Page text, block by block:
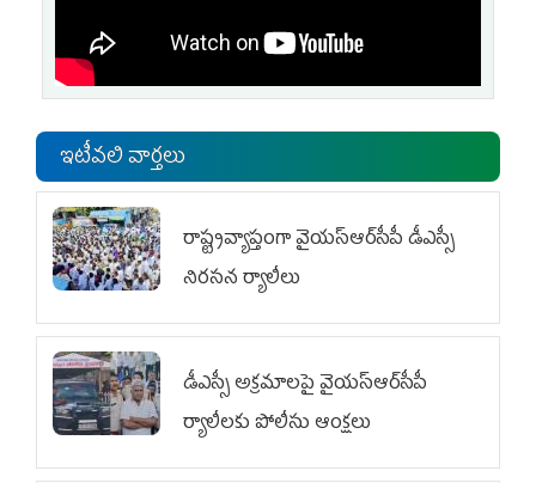
ఇటీవలి వార్తలు
రాష్ట్రవ్యాప్తంగా వైయ‌స్ఆర్‌సీపీ డీఎస్సీ
నిరసన ర్యాలీలు
డీఎస్సీ అక్రమాలపై వైయ‌స్ఆర్‌సీపీ
ర్యాలీలకు పోలీసు ఆంక్షలు